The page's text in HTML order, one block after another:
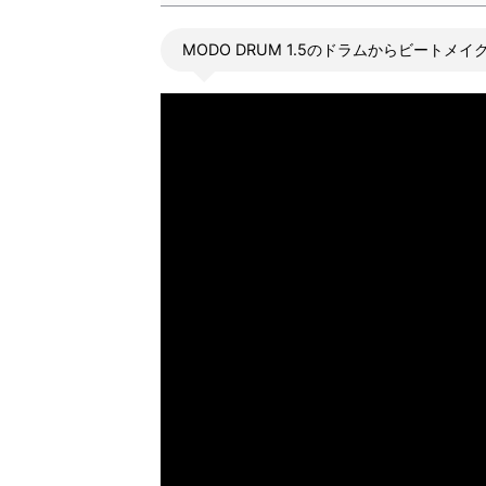
MODO DRUM 1.5のドラムからビートメイ